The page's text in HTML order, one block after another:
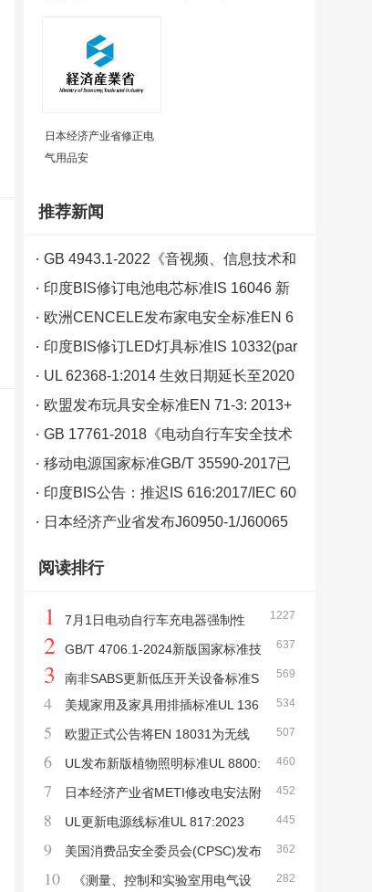
日本经济产业省修正电
气用品安
推荐新闻
GB 4943.1-2022《音视频、信息技术和
通信技术设备 第1部分:安全要求》新版
标准发布 2023年8月1日实施
印度BIS修订电池电芯标准IS 16046 新
标准分为Part 1 & Part 2
欧洲CENCELE发布家电安全标准EN 6
0335-2欧盟偏差A11要求
印度BIS修订LED灯具标准IS 10332(par
t 5):2013
UL 62368-1:2014 生效日期延长至2020
年12月20日
欧盟发布玩具安全标准EN 71-3: 2013+
A3: 2018
GB 17761-2018《电动自行车安全技术
规范》强制性国家标准正式发布
移动电源国家标准GB/T 35590-2017已
于2018年7月1日正式实施
印度BIS公告：推迟IS 616:2017/IEC 60
65:2014执行实施时间
日本经济产业省发布J60950-1/J60065
阅读排行
1227
1
7月1日电动自行车充电器强制性
国标GB 42296-2022《电动自行车用充电器
安全技术要求》将正式实施
637
2
GB/T 4706.1-2024新版国家标准技
术研讨会在苏州质检院顺利召开
569
3
南非SABS更新低压开关设备标准S
ANS 556-2-2:2023
534
4
美规家用及家具用排插标准UL 136
3& UL962A更新
507
5
欧盟正式公告将EN 18031为无线
设备RED指令网络安全要求协调标准
460
6
UL发布新版植物照明标准UL 8800:
2019+R14:2023
452
7
日本经济产业省METI修改电安法附
录12 发布最新版本标准J62368-1(2023)
445
8 UL更新电源线标准UL 817:2023
362
9
美国消费品安全委员会(CPSC)发布
含有纽扣或硬币电池的产品安全标准ANSI/U
282
10
《测量、控制和实验室用电气设